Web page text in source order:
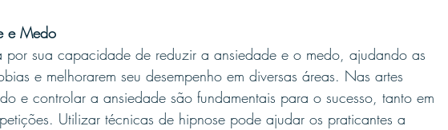
e Medo
por sua capacidade de reduzir a ansiedade e o medo, ajudando as
e melhorarem seu desempenho em diversas áreas. Nas artes
e controlar a ansiedade são fundamentais para o sucesso, tanto em
Utilizar técnicas de hipnose pode ajudar os praticantes a